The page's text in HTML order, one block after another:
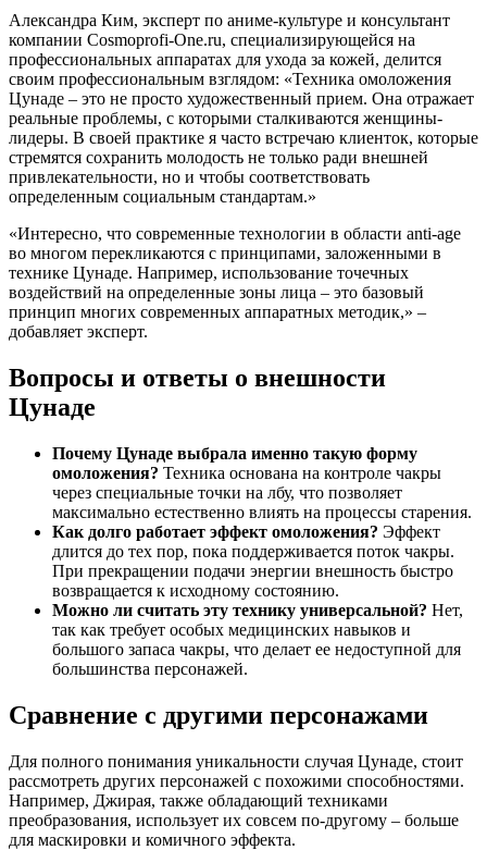
Александра Ким, эксперт по аниме-культуре и консультант
компании Cosmoprofi-One.ru, специализирующейся на
профессиональных аппаратах для ухода за кожей, делится
своим профессиональным взглядом: «Техника омоложения
Цунаде – это не просто художественный прием. Она отражает
реальные проблемы, с которыми сталкиваются женщины-
лидеры. В своей практике я часто встречаю клиенток, которые
стремятся сохранить молодость не только ради внешней
привлекательности, но и чтобы соответствовать
определенным социальным стандартам.»
«Интересно, что современные технологии в области anti-age
во многом перекликаются с принципами, заложенными в
технике Цунаде. Например, использование точечных
воздействий на определенные зоны лица – это базовый
принцип многих современных аппаратных методик,» –
добавляет эксперт.
Вопросы и ответы о внешности
Цунаде
Почему Цунаде выбрала именно такую форму
омоложения? Техника основана на контроле чакры
через специальные точки на лбу, что позволяет
максимально естественно влиять на процессы старения.
Как долго работает эффект омоложения? Эффект
длится до тех пор, пока поддерживается поток чакры.
При прекращении подачи энергии внешность быстро
возвращается к исходному состоянию.
Можно ли считать эту технику универсальной? Нет,
так как требует особых медицинских навыков и
большого запаса чакры, что делает ее недоступной для
большинства персонажей.
Сравнение с другими персонажами
Для полного понимания уникальности случая Цунаде, стоит
рассмотреть других персонажей с похожими способностями.
Например, Джирая, также обладающий техниками
преобразования, использует их совсем по-другому – больше
для маскировки и комичного эффекта.